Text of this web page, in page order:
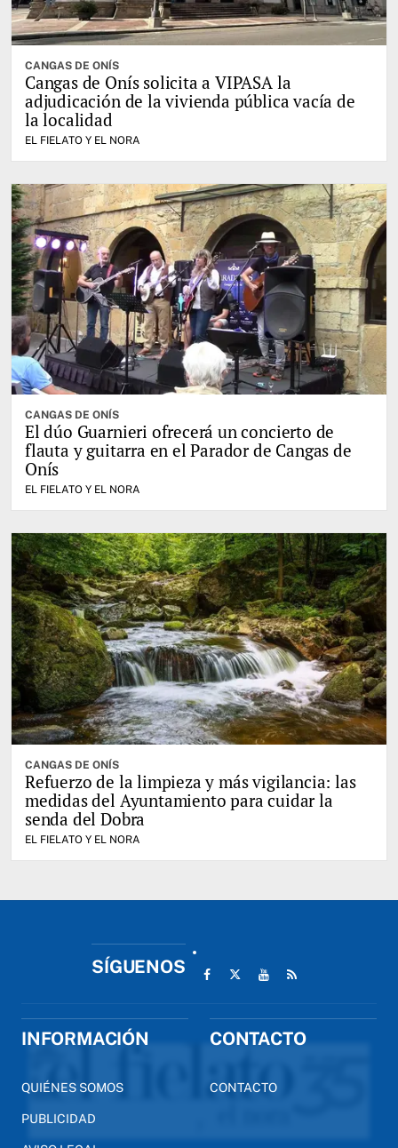
CANGAS DE ONÍS
Cangas de Onís solicita a VIPASA la
adjudicación de la vivienda pública vacía de
la localidad
EL FIELATO Y EL NORA
CANGAS DE ONÍS
El dúo Guarnieri ofrecerá un concierto de
flauta y guitarra en el Parador de Cangas de
Onís
EL FIELATO Y EL NORA
CANGAS DE ONÍS
Refuerzo de la limpieza y más vigilancia: las
medidas del Ayuntamiento para cuidar la
senda del Dobra
EL FIELATO Y EL NORA
SÍGUENOS
INFORMACIÓN
QUIÉNES SOMOS
PUBLICIDAD
CONTACTO
CONTACTO